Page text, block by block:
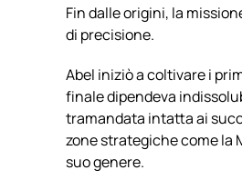
Fin dalle origini, la
di precisione.
Abel iniziò a coltivare i
finale dipendeva
tramandata intatta ai
zone strategiche come la
suo genere.